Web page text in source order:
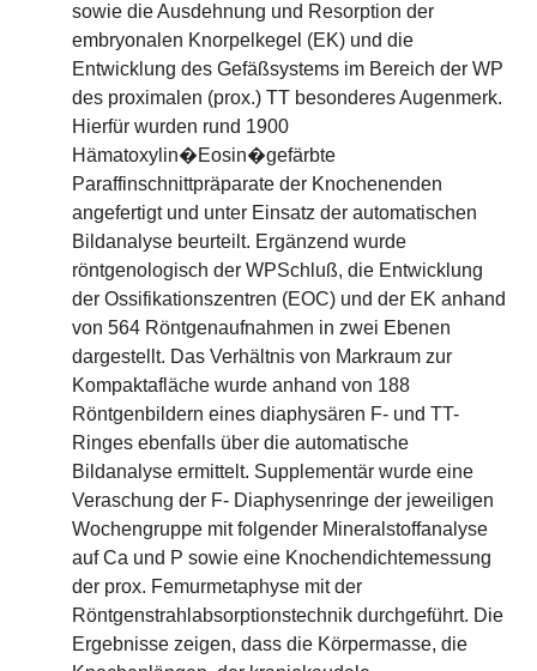
sowie die Ausdehnung und Resorption der
embryonalen Knorpelkegel (EK) und die
Entwicklung des Gefäßsystems im Bereich der WP
des proximalen (prox.) TT besonderes Augenmerk.
Hierfür wurden rund 1900
Hämatoxylin�Eosin�gefärbte
Paraffinschnittpräparate der Knochenenden
angefertigt und unter Einsatz der automatischen
Bildanalyse beurteilt. Ergänzend wurde
röntgenologisch der WPSchluß, die Entwicklung
der Ossifikationszentren (EOC) und der EK anhand
von 564 Röntgenaufnahmen in zwei Ebenen
dargestellt. Das Verhältnis von Markraum zur
Kompaktafläche wurde anhand von 188
Röntgenbildern eines diaphysären F- und TT-
Ringes ebenfalls über die automatische
Bildanalyse ermittelt. Supplementär wurde eine
Veraschung der F- Diaphysenringe der jeweiligen
Wochengruppe mit folgender Mineralstoffanalyse
auf Ca und P sowie eine Knochendichtemessung
der prox. Femurmetaphyse mit der
Röntgenstrahlabsorptionstechnik durchgeführt. Die
Ergebnisse zeigen, dass die Körpermasse, die